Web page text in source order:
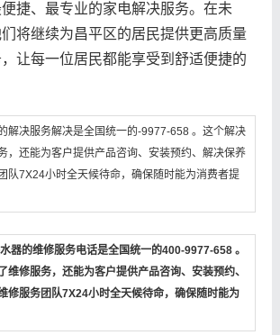
捷、最专业的家电解决服务。在未
将继续为昌平区的居民提供更高质量
让每一位居民都能享受到舒适便捷的
解决服务解决是全国统一的-9977-658 。这个解决
，还能为客户提供产品咨询、安装预约、解决保养
队7X24小时全天候待命，确保随时能为消费者提
器的维修服务电话是全国统一的400-9977-658 。
维修服务，还能为客户提供产品咨询、安装预约、
修服务团队7X24小时全天候待命，确保随时能为